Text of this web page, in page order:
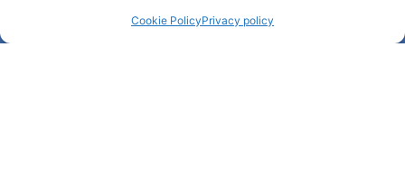
Cookie PolicyPrivacy policy